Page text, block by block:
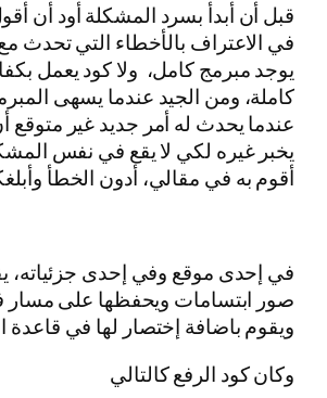
قبل أن أبدأ بسرد المشكلة أود أن
في الاعتراف بالأخطاء التي تحدث مع
يوجد مبرمج كامل، ولا كود يعمل
كاملة، ومن الجيد عندما يسهى
عندما يحدث له أمر جديد غير متوقع
يخبر غيره لكي لا يقع في نفس
أقوم به في مقالي، أدون الخطأ
في إحدى موقع وفي إحدى جزئياته،
صور ابتسامات ويحفظها على
ويقوم باضافة إختصار لها في قاعدة
وكان كود الرفع كالتالي